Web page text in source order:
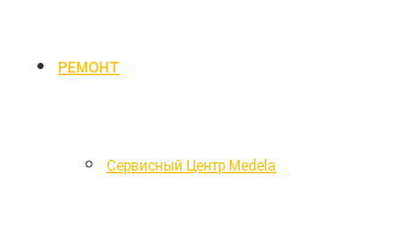
РЕМОНТ
Cервисный Центр Medela